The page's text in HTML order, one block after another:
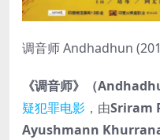
调音师 Andhadhun
《调音师》（
疑犯罪电影 ，由Sriram
Ayushmann